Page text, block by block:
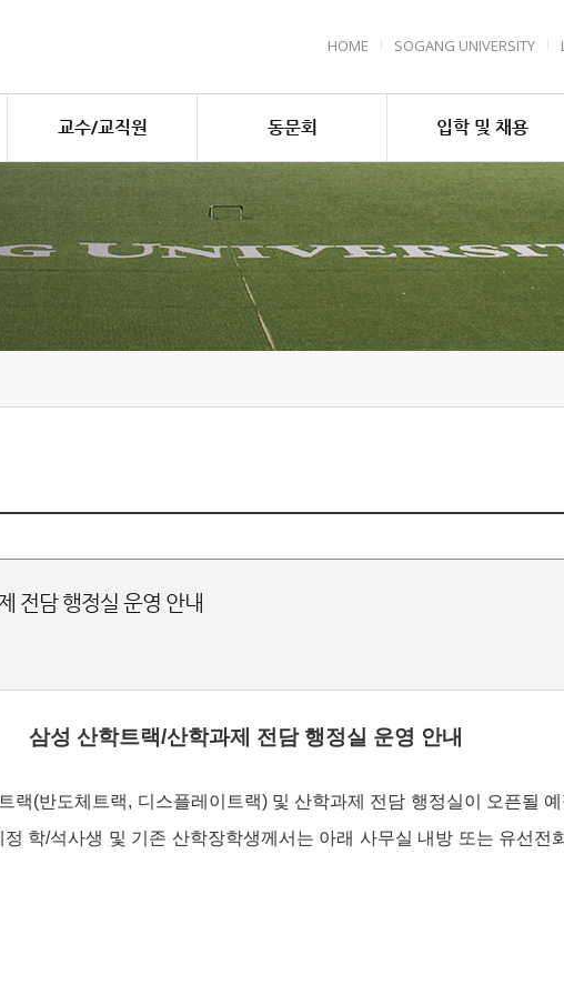
HOME SOGANG UNIVERSITY
교수/교직원 동문회 입학 및 채용
전담 행정실 운영 안내
삼성 산학트랙/산학과제 전담 행정실 운영 안내
랙(반도체트랙, 디스플레이트랙) 및 산학과제 전담 행정실이 오픈될
학/석사생 및 기존 산학장학생께서는 아래 사무실 내방 또는 유선전